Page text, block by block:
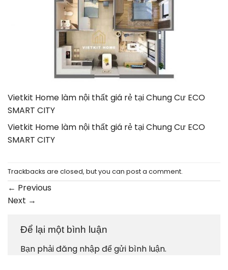
Vietkit Home làm nội thất giá rẻ tại Chung Cư ECO
SMART CITY
Vietkit Home làm nội thất giá rẻ tại Chung Cư ECO
SMART CITY
Trackbacks are closed, but you can post a comment.
← Previous
Next →
Để lại một bình luận
Bạn phảiđăng nhậpđể gửi bình luận.